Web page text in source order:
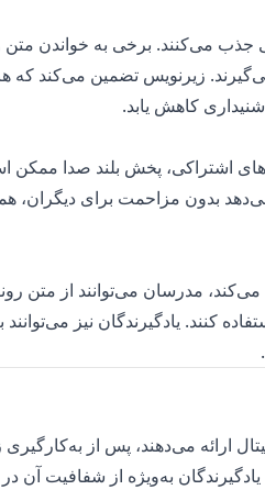
جذب می‌کنند. برخی به خواندن متن
زیرنویس تضمین می‌کند که
کاهش یابد.
اشتراکی، پخش بلند صدا
بدون مزاحمت برای دیگران،
می‌کند، مدرسان می‌توانند از متن
کنند. یادگیرندگان نیز
به‌ویژه از شفافیت آن